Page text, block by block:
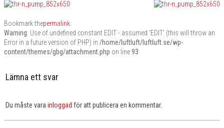
Bookmark thepermalink
Warning: Use of undefined constant EDIT - assumed 'EDIT' (this will throw an
Error in a future version of PHP) in /home/luftluft/luftluft.se/wp-
content/themes/gbg/attachment.php on line93
Lämna ett svar
Du måste vara inloggad för att publicera en kommentar.